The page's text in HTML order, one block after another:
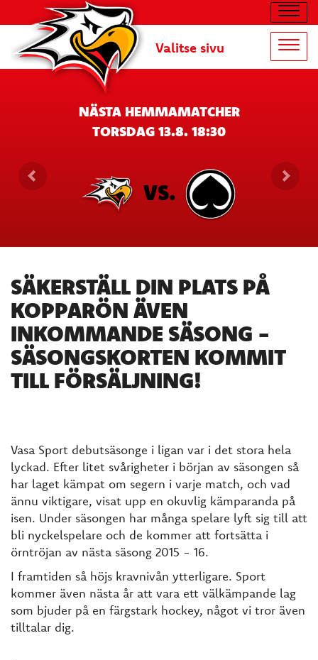
Valitse sivu
NÄSTA HEMMAMATCHER
TORSDAG 13.8. 18:30
VS.
SÄKERSTÄLL DIN PLATS PÅ
KOPPARÖN ÄVEN
INKOMMANDE SÄSONG -
SÄSONGSKORTEN KOMMIT
TILL FÖRSÄLJNING!
Vasa Sport debutsäsonge i ligan var i det stora hela
lyckad. Efter litet svårigheter i början av säsongen så
har laget kämpat om segern i varje match, och vad
ännu viktigare, visat upp en okuvlig kämparanda på
isen. Under säsongen har många spelare lyft sig till att
bli nyckelspelare och de kommer att fortsätta i
örntröjan av nästa säsong 2015 - 16.
I framtiden så höjs kravnivån ytterligare. Sport
kommer även nästa år att vara ett välkämpande lag
som bjuder på en färgstark hockey, något vi tror även
tilltalar dig.